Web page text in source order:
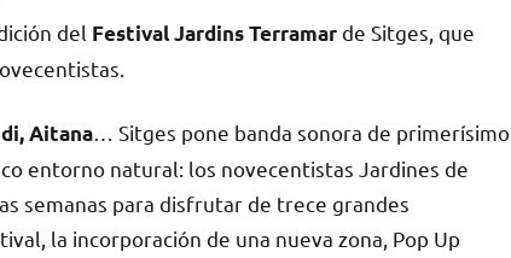
del Festival Jardins Terramarde Sitges, que
Aitana … Sitges pone banda sonora de primerísimo
entorno natural: los novecentistas Jardines de
semanas para disfrutar de trece grandes
la incorporación de una nueva zona, Pop Up